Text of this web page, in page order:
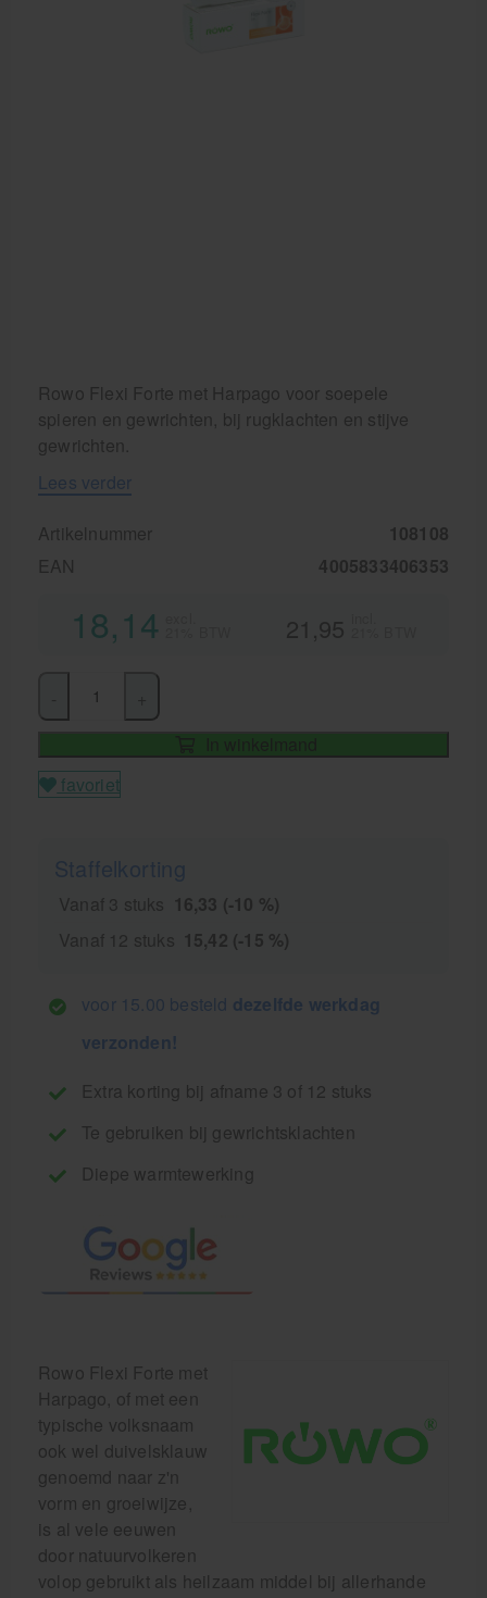
Rowo Flexi Forte met Harpago voor soepele
spieren en gewrichten, bij rugklachten en stijve
gewrichten.
Lees verder
Artikelnummer
108108
EAN
4005833406353
18,14 21,95
In winkelmand
favoriet
Staffelkorting
Vanaf 3 stuks 16,33 (-10 %)
Vanaf 12 stuks 15,42 (-15 %)
voor 15.00 besteld dezelfde werkdag
verzonden!
Extra korting bij afname 3 of 12 stuks
Te gebruiken bij gewrichtsklachten
Diepe warmtewerking
Rowo Flexi Forte met
Harpago, of met een
typische volksnaam
ook wel duivelsklauw
genoemd naar z'n
vorm en groeiwijze,
is al vele eeuwen
door natuurvolkeren
volop gebruikt als heilzaam middel bij allerhande